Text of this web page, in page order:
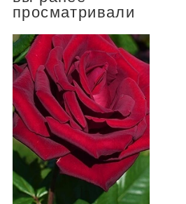
просматривали